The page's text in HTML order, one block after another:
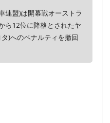
連盟)は開幕戦オーストラ
ら12位に降格とされたヤ
)へのペナルティを撤回